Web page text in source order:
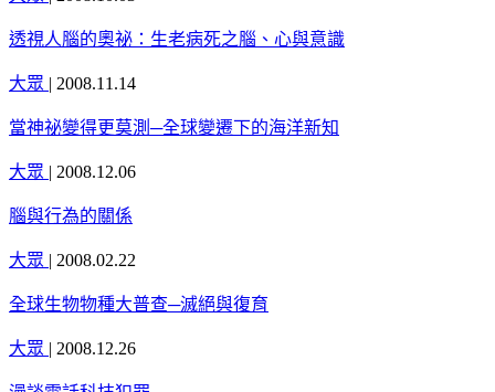
透視人腦的奧祕：生老病死之腦、心與意識
大眾 | 2008.11.14
當神祕變得更莫測─全球變遷下的海洋新知
大眾 | 2008.12.06
腦與行為的關係
大眾 | 2008.02.22
全球生物物種大普查─滅絕與復育
大眾 | 2008.12.26